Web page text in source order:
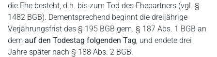
die Ehe besteht, d.h. bis zum Tod des Ehepartners (vgl. §
1482 BGB). Dementsprechend beginnt die dreijährige
Verjährungsfrist des § 195 BGB gem. § 187 Abs. 1 BGB an
dem auf den Todestag folgenden Tag, und endete drei
Jahre später nach § 188 Abs. 2 BGB.